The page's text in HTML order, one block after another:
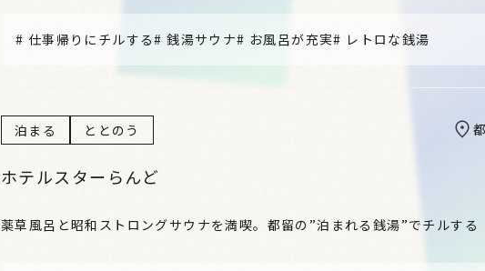
# 仕事帰りにチルする#銭湯サウナ# お風呂が充実# レトロな銭湯
泊まる ととのう
ホテルスターらんど
薬草風呂と昭和ストロングサウナを満喫。都留の”泊まれる銭湯”でチルする